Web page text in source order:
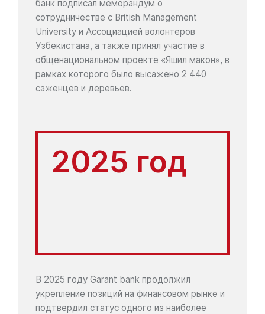
банк подписал меморандум о
сотрудничестве с British Management
University и Ассоциацией волонтеров
Узбекистана, а также принял участие в
общенациональном проекте «Яшил макон», в
рамках которого было высажено 2 440
саженцев и деревьев.
2025 год
В 2025 году Garant bank продолжил
укрепление позиций на финансовом рынке и
подтвердил статус одного из наиболее